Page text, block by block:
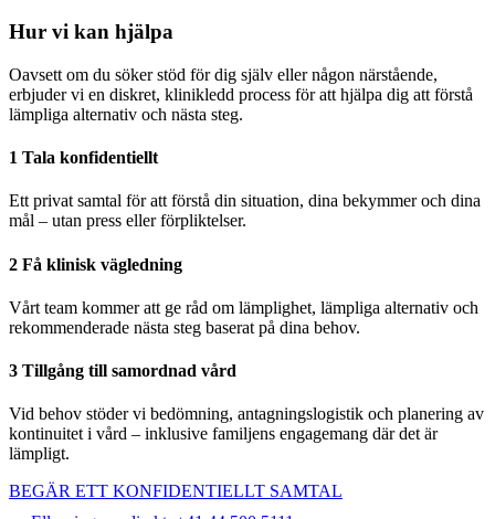
Hur vi kan hjälpa
Oavsett om du söker stöd för dig själv eller någon närstående,
erbjuder vi en diskret, klinikledd process för att hjälpa dig att förstå
lämpliga alternativ och nästa steg.
1 Tala konfidentiellt
Ett privat samtal för att förstå din situation, dina bekymmer och dina
mål – utan press eller förpliktelser.
2 Få klinisk vägledning
Vårt team kommer att ge råd om lämplighet, lämpliga alternativ och
rekommenderade nästa steg baserat på dina behov.
3 Tillgång till samordnad vård
Vid behov stöder vi bedömning, antagningslogistik och planering av
kontinuitet i vård – inklusive familjens engagemang där det är
lämpligt.
BEGÄR ETT KONFIDENTIELLT SAMTAL